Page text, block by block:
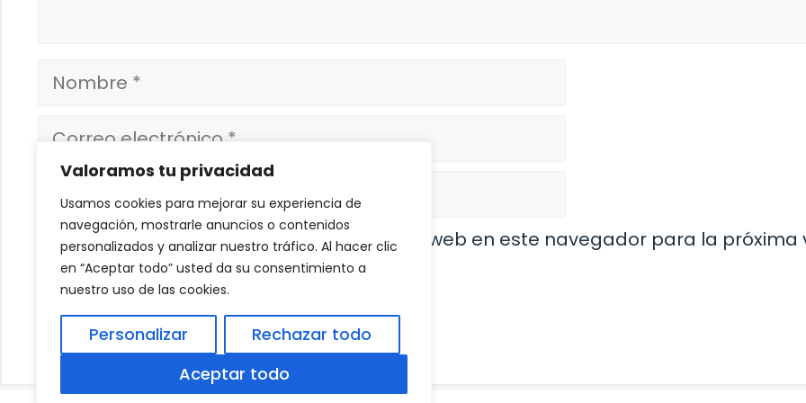
Valoramos tu privacidad
Usamos cookies para mejorar su experiencia de
navegación, mostrarle anuncios o contenidos
personalizados y analizar nuestro tráfico. Al hacer clic
en “Aceptar todo” usted da su consentimiento a
nuestro uso de las cookies.
Personalizar
Rechazar todo
Aceptar todo
Nombre
Correo
Web
Guarda mi nombre, correo electrónico y web en este navegador para la próxima
que comente.